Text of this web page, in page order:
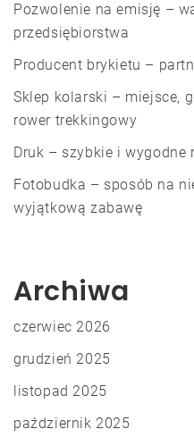
Pozwolenie na emisję –
przedsiębiorstwa
Producent brykietu –
Sklep kolarski – miejsce,
rower trekkingowy
Druk – szybkie i
Fotobudka – sposób na
wyjątkową zabawę
Archiwa
czerwiec 2026
grudzień 2025
listopad 2025
październik 2025